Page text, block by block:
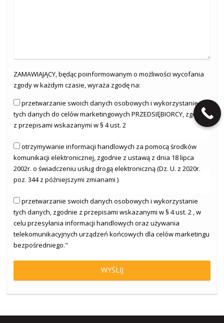
ZAMAWIAJĄCY, będąc poinformowanym o możliwości wycofania
zgody w każdym czasie, wyraża zgodę na:
przetwarzanie swoich danych osobowych i wykorzystanie
tych danych do celów marketingowych PRZEDSIĘBIORCY, zgodnie
z przepisami wskazanymi w § 4 ust. 2
otrzymywanie informacji handlowych za pomocą środków
komunikacji elektronicznej, zgodnie z ustawą z dnia 18 lipca
2002r. o świadczeniu usług drogą elektroniczną (Dz. U. z 2020r.
poz. 344 z późniejszymi zmianami )
przetwarzanie swoich danych osobowych i wykorzystanie
tych danych, zgodnie z przepisami wskazanymi w § 4 ust. 2 , w
celu przesyłania informacji handlowych oraz używania
telekomunikacyjnych urządzeń końcowych dla celów marketingu
bezpośredniego."